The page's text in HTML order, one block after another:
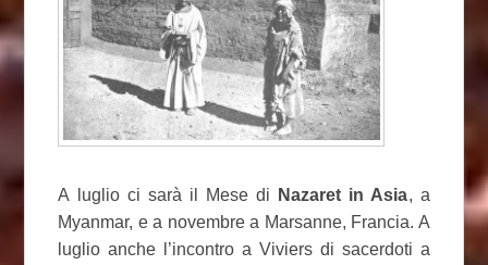
A luglio ci sarà il Mese di Nazaret in Asia, a
Myanmar, e a novembre a Marsanne, Francia. A
luglio anche l’incontro a Viviers di sacerdoti a